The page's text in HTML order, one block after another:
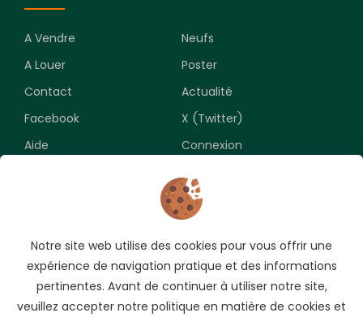
A Vendre
Neufs
A Louer
Poster
Contact
Actualité
Facebook
X (Twitter)
Aide
Connexion
Souscrivez pour recevoir les meilleures opportunités.
Notre site web utilise des cookies pour vous offrir une
expérience de navigation pratique et des informations
pertinentes. Avant de continuer à utiliser notre site,
veuillez accepter notre politique en matière de cookies et